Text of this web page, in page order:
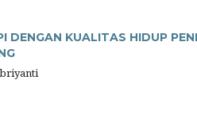
DENGAN KUALITAS HIDUP